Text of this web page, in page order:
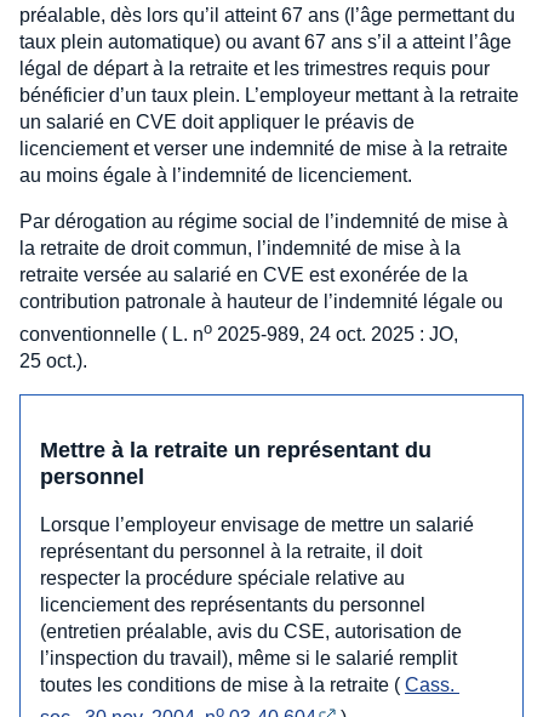
préalable, dès lors qu’il atteint 67 ans (l’âge permettant du
taux plein automatique) ou avant 67 ans s’il a atteint l’âge
légal de départ à la retraite et les trimestres requis pour
bénéficier d’un taux plein. L’employeur mettant à la retraite
un salarié en CVE doit appliquer le préavis de
licenciement et verser une indemnité de mise à la retraite
au moins égale à l’indemnité de licenciement.
Par dérogation au régime social de l’indemnité de mise à
la retraite de droit commun, l’indemnité de mise à la
retraite versée au salarié en CVE est exonérée de la
contribution patronale à hauteur de l’indemnité légale ou
conventionnelle ( L. no 2025-989, 24 oct. 2025 : JO,
25 oct.).
Mettre à la retraite un représentant du
personnel
Lorsque l’employeur envisage de mettre un salarié
représentant du personnel à la retraite, il doit
respecter la procédure spéciale relative au
licenciement des représentants du personnel
(entretien préalable, avis du CSE, autorisation de
l’inspection du travail), même si le salarié remplit
toutes les conditions de mise à la retraite ( Cass.
o